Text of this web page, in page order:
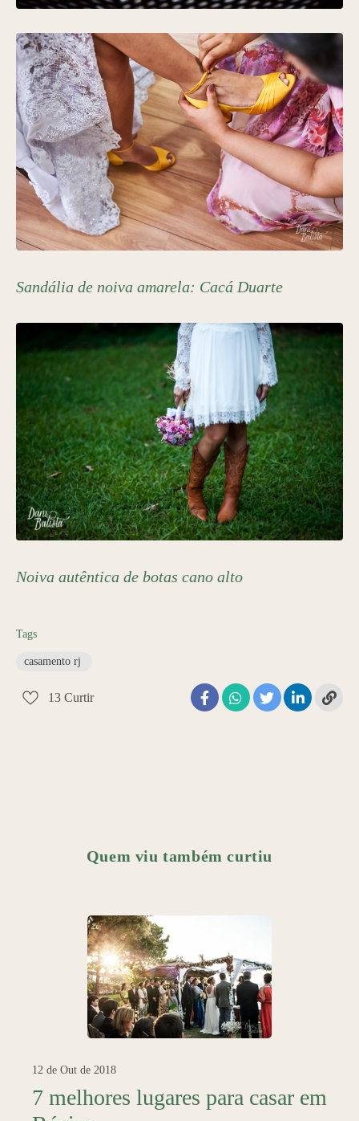
Sandália de noiva amarela: Cacá Duarte
Noiva autêntica de botas cano alto
Tags
casamento rj ​
13 Curtir
Quem viu também curtiu
12 de Out de 2018
7 melhores lugares para casar em